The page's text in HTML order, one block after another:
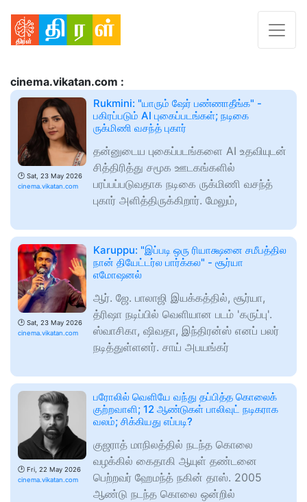
cinema.vikatan.com :
🕑 Sat, 23 May 2026
cinema.vikatan.com
Rukmini: "யாரும் ஷேர் பண்ணாதீங்க" -
பகிரப்படும் AI புகைப்படங்கள்; நடிகை
ருக்மிணி வசந்த் புகார்
தன்னுடைய புகைப்படங்களை AI உதவியுடன்
சித்திரித்து சமூக ஊடகங்களில்
பரப்பப்படுவதாக நடிகை ருக்மிணி வசந்த்
புகார் அளித்திருக்கிறார். மேலும்,
🕑 Sat, 23 May 2026
cinema.vikatan.com
Karuppu: "இப்படி ஒரு ரியாக்ஷனை சமீபத்தில
நான் தியேட்டர்ல பார்க்கல" - சூர்யா
எமோஷனல்
ஆர். ஜே. பாலாஜி இயக்கத்தில், சூர்யா,
த்ரிஷா நடிப்பில் வெளியான படம் 'கருப்பு'.
ஸ்வாசிகா, ஷிவதா, இந்திரன்ஸ் எனப் பலர்
நடித்துள்ளனர். சாய் அபயங்கர்
🕑 Fri, 22 May 2026
cinema.vikatan.com
பரோலில் வெளியே வந்து தப்பித்த கொலைக்
குற்றவாளி; 12 ஆண்டுகள் பாலிவுட் நடிகராக
வலம்; சிக்கியது எப்படி?
குஜராத் மாநிலத்தில் நடந்த கொலை
வழக்கில் கைதாகி ஆயுள் தண்டனை
பெற்றவர் ஹேமந்த் நகின் தாஸ். 2005
ஆண்டு நடந்த கொலை ஒன்றில்